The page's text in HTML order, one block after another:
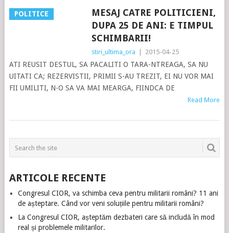
POLITICE
MESAJ CATRE POLITICIENI,
DUPA 25 DE ANI: E TIMPUL
SCHIMBARII!
stiri_ultima_ora 2015-04-25
ATI REUSIT DESTUL, SA PACALITI O TARA-NTREAGA, SA NU
UITATI CA; REZERVISTII, PRIMII S-AU TREZIT, EI NU VOR MAI
FII UMILITI, N-O SA VA MAI MEARGA, FIINDCA DE
Read More
ARTICOLE RECENTE
Congresul CIOR, va schimba ceva pentru militarii români? 11 ani
de așteptare. Când vor veni soluțiile pentru militarii români?
La Congresul CIOR, așteptăm dezbateri care să includă în mod
real și problemele militarilor.